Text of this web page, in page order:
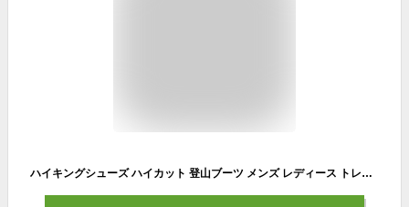
ハイキングシューズ ハイカット 登山ブーツ メンズ レディース トレッキング アウトドア 運動靴 縦走 スポーツ カップル キャンプシューズ ペアルック レースアップ ハイキング 遠足 防滑 耐磨耗 軽量 通気性 男女兼用 (パープル,22.5cm)